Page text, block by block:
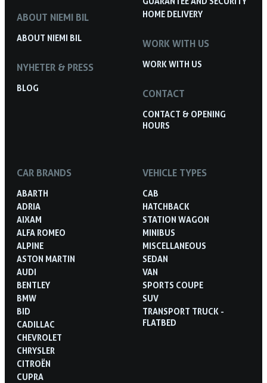
ABOUT NIEMI BIL
ABOUT NIEMI BIL
NYHETER & PRESS
BLOG
HOME DELIVERY
WORK WITH US
WORK WITH US
CONTACT
CONTACT & OPENING
HOURS
CAR BRANDS
ABARTH
ADRIA
AIXAM
ALFA ROMEO
ALPINE
ASTON MARTIN
AUDI
BENTLEY
BMW
BID
CADILLAC
CHEVROLET
CHRYSLER
CITROËN
CUPRA
VEHICLE TYPES
CAB
HATCHBACK
STATION WAGON
MINIBUS
MISCELLANEOUS
SEDAN
VAN
SPORTS COUPE
SUV
TRANSPORT TRUCK -
FLATBED